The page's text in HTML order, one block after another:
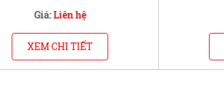
Giá:Liên hệ
XEM CHI TIẾT